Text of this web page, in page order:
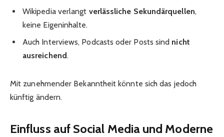
Wikipedia verlangt verlässliche Sekundärquellen,
keine Eigeninhalte.
Auch Interviews, Podcasts oder Posts sind nicht
ausreichend.
Mit zunehmender Bekanntheit könnte sich das jedoch
künftig ändern.
Einfluss auf Social Media und Moderne